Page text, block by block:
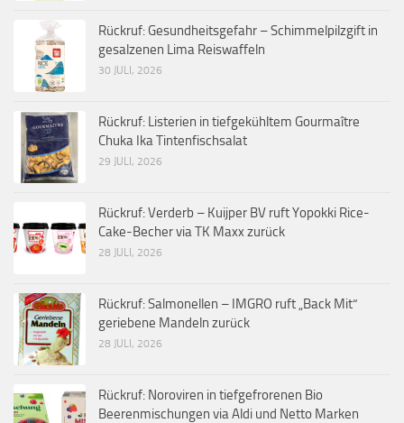
Rückruf: Gesundheitsgefahr – Schimmelpilzgift in
gesalzenen Lima Reiswaffeln
30 JULI, 2026
Rückruf: Listerien in tiefgekühltem Gourmaître
Chuka Ika Tintenfischsalat
29 JULI, 2026
Rückruf: Verderb – Kuijper BV ruft Yopokki Rice-
Cake-Becher via TK Maxx zurück
28 JULI, 2026
Rückruf: Salmonellen – IMGRO ruft „Back Mit“
geriebene Mandeln zurück
28 JULI, 2026
Rückruf: Noroviren in tiefgefrorenen Bio
Beerenmischungen via Aldi und Netto Marken